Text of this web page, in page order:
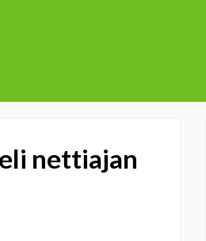
nettiajan